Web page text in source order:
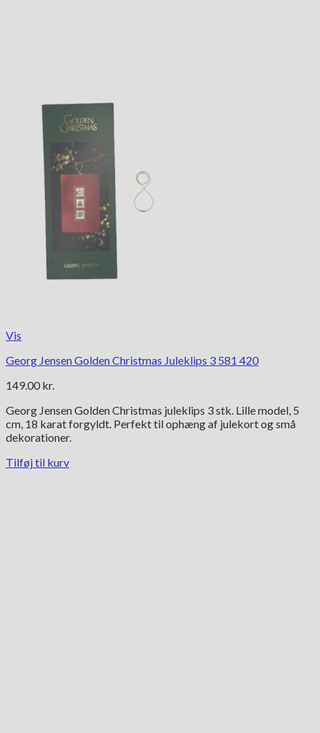
Vis
Georg Jensen Golden Christmas Juleklips 3 581 420
149.00 kr.
Georg Jensen Golden Christmas juleklips 3 stk. Lille model, 5
cm, 18 karat forgyldt. Perfekt til ophæng af julekort og små
dekorationer.
Tilføj til kurv